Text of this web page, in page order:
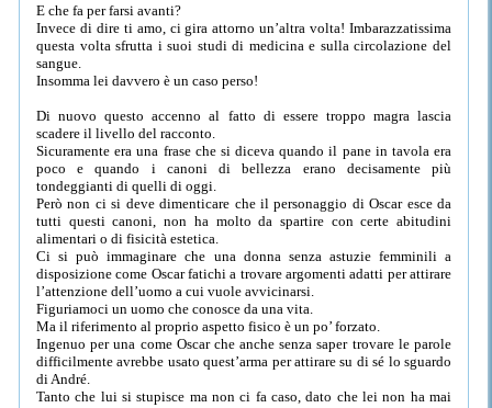
E che fa per farsi avanti?
Invece di dire ti amo, ci gira attorno un’altra volta! Imbarazzatissima
questa volta sfrutta i suoi studi di medicina e sulla circolazione del
sangue.
Insomma lei davvero è un caso perso!
Di nuovo questo accenno al fatto di essere troppo magra lascia
scadere il livello del racconto.
Sicuramente era una frase che si diceva quando il pane in tavola era
poco e quando i canoni di bellezza erano decisamente più
tondeggianti di quelli di oggi.
Però non ci si deve dimenticare che il personaggio di Oscar esce da
tutti questi canoni, non ha molto da spartire con certe abitudini
alimentari o di fisicità estetica.
Ci si può immaginare che una donna senza astuzie femminili a
disposizione come Oscar fatichi a trovare argomenti adatti per attirare
l’attenzione dell’uomo a cui vuole avvicinarsi.
Figuriamoci un uomo che conosce da una vita.
Ma il riferimento al proprio aspetto fisico è un po’ forzato.
Ingenuo per una come Oscar che anche senza saper trovare le parole
difficilmente avrebbe usato quest’arma per attirare su di sé lo sguardo
di André.
Tanto che lui si stupisce ma non ci fa caso, dato che lei non ha mai